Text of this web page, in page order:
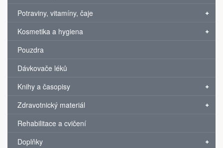
Potraviny, vitamíny, čaje
Kosmetika a hygiena
Pouzdra
Dávkovače léků
Knihy a časopisy
Zdravotnický materiál
Rehabilitace a cvičení
Doplňky